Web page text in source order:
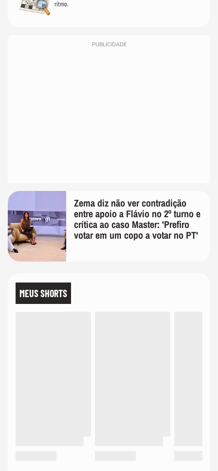
ritmo.
PUBLICIDADE
Zema diz não ver contradição
entre apoio a Flávio no 2º turno e
crítica ao caso Master: 'Prefiro
votar em um copo a votar no PT'
MEUS SHORTS